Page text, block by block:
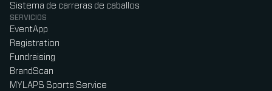
Sistema de carreras de caballos
SERVICIOS
EventApp
Registration
Fundraising
BrandScan
MYLAPS Sports Service